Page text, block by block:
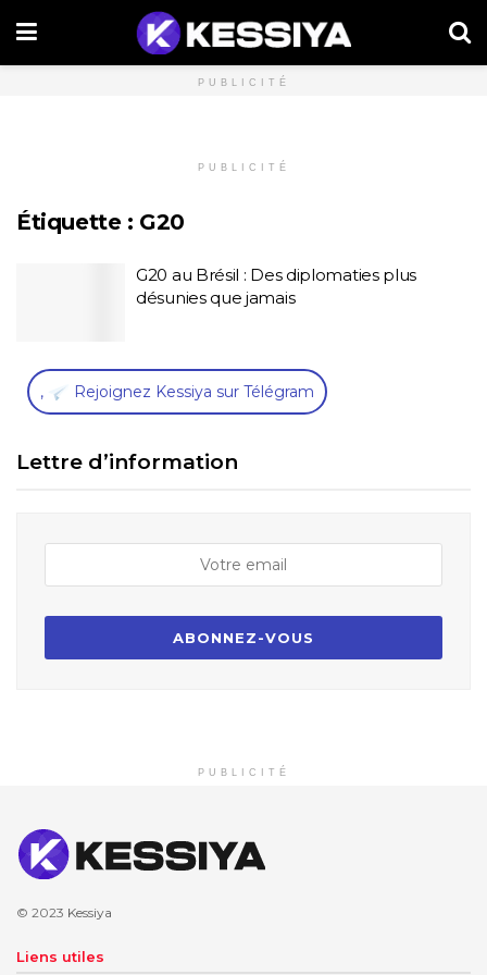
PUBLICITÉ
PUBLICITÉ
Étiquette : G20
G20 au Brésil : Des diplomaties plus
désunies que jamais
, Rejoignez Kessiya sur Télégram
Lettre d’information
PUBLICITÉ
© 2023 Kessiya
Liens utiles